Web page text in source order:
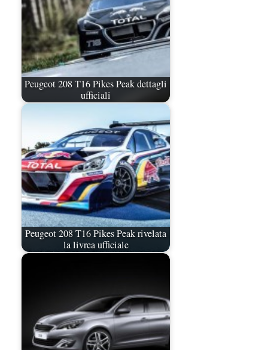
Peugeot 208 T16 Pikes Peak dettagli
ufficiali
Peugeot 208 T16 Pikes Peak rivelata
la livrea ufficiale